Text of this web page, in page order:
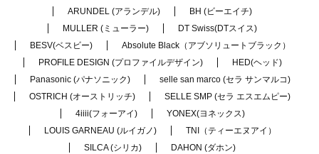
ARUNDEL (アランデル)
BH (ビーエイチ)
MULLER (ミューラー)
DT Swiss(DTスイス)
BESV(ベスビー)
Absolute Black（アブソリュートブラック）
PROFILE DESIGN (プロファイルデザイン)
HED(ヘッド)
Panasonic (パナソニック)
selle san marco (セラ サンマルコ)
OSTRICH (オーストリッチ)
SELLE SMP (セラ エスエムピー)
4iiii(フォーアイ)
YONEX(ヨネックス)
LOUIS GARNEAU (ルイガノ)
TNI（ティーエヌアイ）
SILCA (シリカ)
DAHON (ダホン)